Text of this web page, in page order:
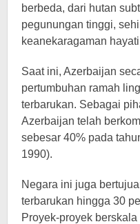
berbeda, dari hutan
pegunungan tinggi,
keanekaragaman
Saat ini, Azerbaijan
pertumbuhan ramah
terbarukan. Sebagai
Azerbaijan telah
sebesar 40% pada
1990).
Negara ini juga
terbarukan hingga 30
Proyek-proyek